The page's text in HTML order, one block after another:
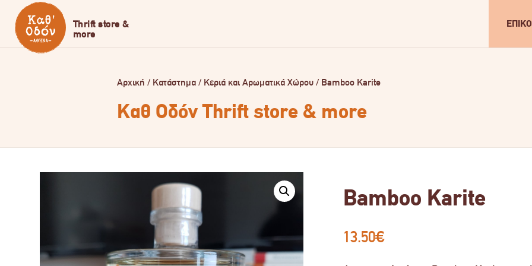
Αρχική / Κατάστημα / Κεριά και Αρωματικά Χώρου / Bamboo Karite
Καθ Οδόν Thrift store & more
Bamboo Karite
13.50€